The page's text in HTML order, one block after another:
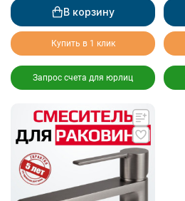
В корзину
Купить в 1 клик
Запрос счета для юрлиц